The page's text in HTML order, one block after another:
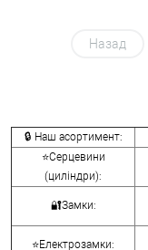
Назад
🔒 Наш асортимент:
⭐Серцевини
(циліндри):
🔐Замки:
⭐Електрозамки: